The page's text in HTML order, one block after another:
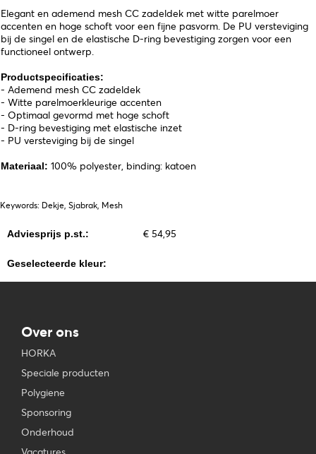
Elegant en ademend mesh CC zadeldek met witte parelmoer
accenten en hoge schoft voor een fijne pasvorm. De PU versteviging
bij de singel en de elastische D-ring bevestiging zorgen voor een
functioneel ontwerp.
Productspecificaties:
- Ademend mesh CC zadeldek
- Witte parelmoerkleurige accenten
- Optimaal gevormd met hoge schoft
- D-ring bevestiging met elastische inzet
- PU versteviging bij de singel
Materiaal: 100% polyester, binding: katoen
Keywords: Dekje, Sjabrak, Mesh
Adviesprijs p.st.: € 54,95
Geselecteerde kleur:
Over ons
HORKA
Speciale producten
Polygiene
Sponsoring
Onderhoud